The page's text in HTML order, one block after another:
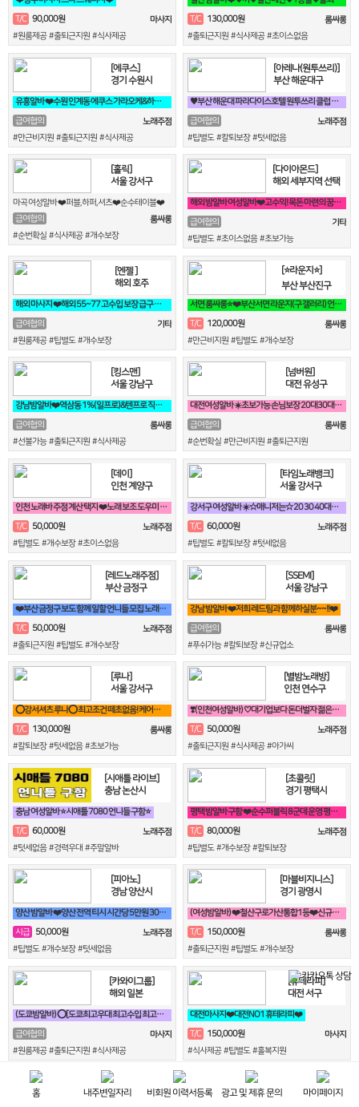
T/C 90,000원
마사지
#원룸제공 #출퇴근지원 #식사제공
T/C 130,000원
룸싸롱
#출퇴근지원 #식사제공 #초이스없음
[에쿠스]
경기 수원시
유흥알바 ❤️수원 인계동 에쿠스 가라오케&하이퍼블릭❤️
급여협의
노래주점
#만근비지원 #출퇴근지원 #식사제공
[아레나(원투쓰리)]
부산 해운대구
♥️부산 해운대 파라다이스호텔 원투쓰리 클럽 영업진 구합니다♥️
급여협의
노래주점
#팁별도 #칼퇴보장 #텃세없음
[홀릭]
서울 강서구
마곡 여성알바 ❤️퍼블,하퍼,셔츠❤️순수테이블❤️
급여협의
룸싸롱
#순번확실 #식사제공 #개수보장
[다이아몬드]
해외 세부지역 선택
해외 밤알바 여성알바❤️고수익! 목돈 마련의 꿈! 미국에서 이루세요❤️
급여협의
기타
#팁별도 #초이스없음 #초보가능
[엔젤 ]
해외 호주
해외 마사지 ❤️해외 55~77 고수입 보장 급구 필독❤️
급여협의
기타
#원룸제공 #팁별도 #개수보장
[⭐라운지⭐]
부산 부산진구
서면 룸싸롱⭐❤️부산서면 라운지(구 갤러리) 언니들 모십니다❤️⭐
T/C 120,000원
룸싸롱
#만근비지원 #팁별도 #개수보장
[킹스맨]
서울 강남구
강남밤알바❤️역삼동 1%(일프로)&텐프로 직영 강남 1등❤️
급여협의
룸싸롱
#선불가능 #출퇴근지원 #식사제공
[넘버원]
대전 유성구
대전여성알바 ☀️초보가능 손님보장 20대30대가족모집☀️
급여협의
룸싸롱
#순번확실 #만근비지원 #출퇴근지원
[데이]
인천 계양구
인천 노래바 주점 계산 택지 ❤️노래 보조 도우미 구합니다❤️
T/C
50,000원
노래주점
#팁별도 #개수보장 #초이스없음
[타임노래뱅크]
서울 강서구
강서구 여성알바 ☀️☆매니저는☆ 20 30 40대최고 박스입니다^^☀️
T/C 60,000원
노래주점
#팁별도 #칼퇴보장 #텃세없음
[레드노래주점]
부산 금정구
❤️부산 금정구 보도 함께 일할 언니들 모집 노래방알바❤️
T/C
50,000원
노래주점
#출퇴근지원 #팁별도 #개수보장
[SSEMI]
서울 강남구
강남 밤알바 ❤️저희 레드팀과 함께하실분~~!!❤️
급여협의
룸싸롱
#푸쉬가능 #칼퇴보장 #신규업소
[루나]
서울 강서구
⭕강서셔츠 루나⭕ 최고조건 떼초없음! 케어보장! 60분 풀티13✨
T/C
130,000원
룸싸롱
#칼퇴보장 #텃세없음 #초보가능
[별밤노래방]
인천 연수구
❣️(인천여성알바) ♡대기업보다 돈더벌자 젊은실장♡❣️
T/C 50,000원
노래주점
#출퇴근지원 #식사제공 #아가씨
[시애틀 라이브]
충남 논산시
충남 여성알바 ⭐시애틀 7080 언니들 구함⭐
T/C 60,000원
노래주점
#텃세없음 #경력우대 #주말알바
[초콜릿]
경기 평택시
평택 밤알바 구함 ❤️순수퍼블릭 8군데 운영 평택 8만원❤️
T/C 80,000원
노래주점
#팁별도 #개수보장 #칼퇴보장
[피아노]
경남 양산시
양산 밤알바 ❤️양산 전역 티시 시간당 5만원 30세 ~ 50세❤️
시급
50,000원
노래주점
#팁별도 #개수보장 #텃세없음
[마블비지니스]
경기 광명시
(여성밤알바) ❤️철산구로가산통합1등❤️신규모집❤️
T/C 150,000원
룸싸롱
#출퇴근지원 #팁별도 #개수보장
[카와이그룹]
해외 일본
(도쿄밤알바) ⭕[도쿄최고우대 최고수입 최고안전보장]⭕
급여협의
마사지
#원룸제공 #출퇴근지원 #식사제공
[휴테라피]
대전 서구
대전마사지❤️대전NO1 휴테라피❤️
T/C 150,000원
마사지
#식사제공 #팁별도 #홀복지원
[더 명지싸롱]
부산 강서구
[이루리테라피]
경기 안산시
홈 내주변일자리 비회원 이력서등록 광고 및 제휴 문의 마이페이지